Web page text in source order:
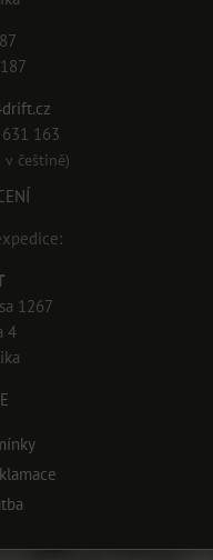
163
v češtině)
1267
4